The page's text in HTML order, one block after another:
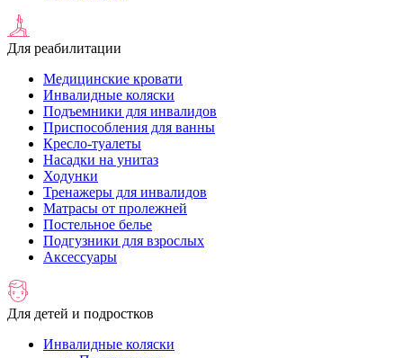
Для реабилитации
Медицинские кровати
Инвалидные коляски
Подъемники для инвалидов
Приспособления для ванны
Кресло-туалеты
Насадки на унитаз
Ходунки
Тренажеры для инвалидов
Матрасы от пролежней
Постельное белье
Подгузники для взрослых
Аксессуары
Для детей и подростков
Инвалидные коляски